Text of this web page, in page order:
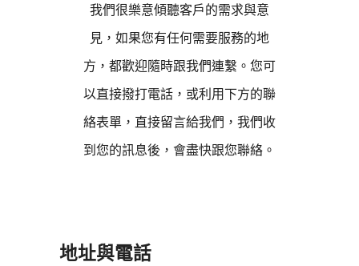
我們很樂意傾聽客戶的需求與意
見，如果您有任何需要服務的地
方，都歡迎隨時跟我們連繫。您可
以直接撥打電話，或利用下方的聯
絡表單，直接留言給我們，我們收
到您的訊息後，會盡快跟您聯絡。
地址與電話